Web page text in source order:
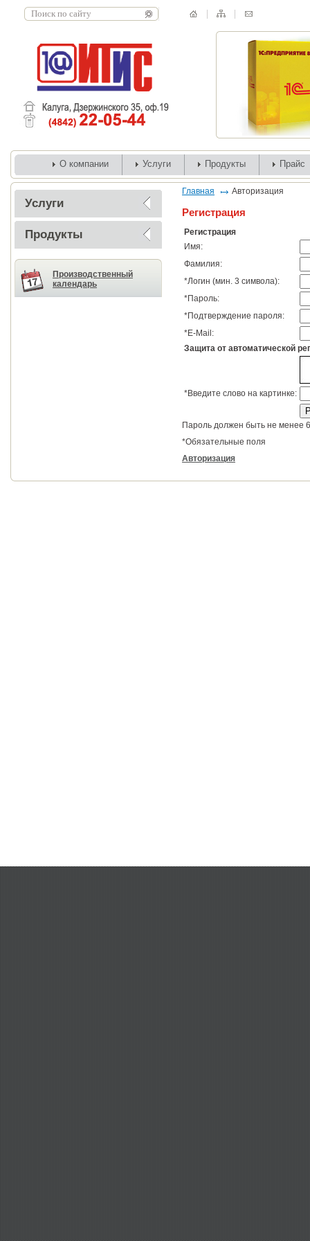
О компании Услуги Продукты Прайс
Услуги
Продукты
Производственный
календарь
Главная Авторизация
Регистрация
Регистрация
Имя:
Фамилия:
*Логин (мин. 3 символа):
*Пароль:
*Подтверждение пароля:
*E-Mail:
Защита от автоматической
*Введите слово на картинке:
Пароль должен быть не менее
*Обязательные поля
Авторизация